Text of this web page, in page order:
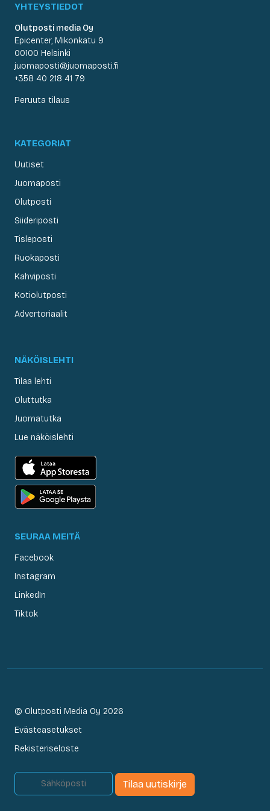
YHTEYSTIEDOT
Olutposti media Oy
Epicenter, Mikonkatu 9
00100 Helsinki
juomaposti@juomaposti.fi
+358 40 218 41 79
Peruuta tilaus
KATEGORIAT
Uutiset
Juomaposti
Olutposti
Siideriposti
Tisleposti
Ruokaposti
Kahviposti
Kotiolutposti
Advertoriaalit
NÄKÖISLEHTI
Tilaa lehti
Oluttutka
Juomatutka
Lue näköislehti
SEURAA MEITÄ
Facebook
Instagram
LinkedIn
Tiktok
© Olutposti Media Oy 2026
Evästeasetukset
Rekisteriseloste
Tilaa uutiskirje